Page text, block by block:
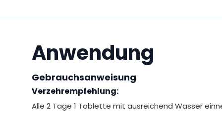
Anwendung
Gebrauchsanweisung
Verzehrempfehlung:
Alle 2 Tage 1 Tablette mit ausreichend Wasser